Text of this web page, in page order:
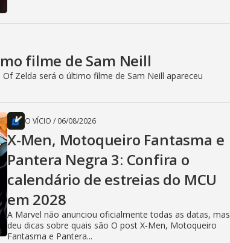
filme de Sam Neill
Zelda será o último filme de Sam Neill apareceu
O VÍCIO / 06/08/2026
X-Men, Motoqueiro Fantasma e
Pantera Negra 3: Confira o
calendário de estreias do MCU
em 2028
A Marvel não anunciou oficialmente todas as datas, mas
deu dicas sobre quais são O post X-Men, Motoqueiro
Fantasma e Pantera...